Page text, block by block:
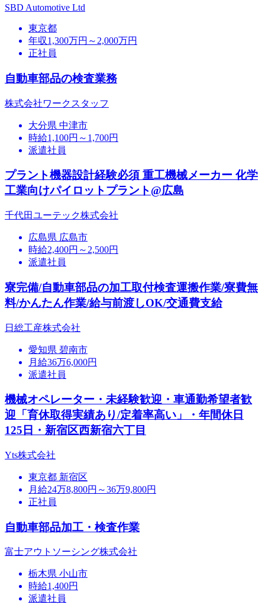
SBD Automotive Ltd
東京都
年収1,300万円～2,000万円
正社員
自動車部品の検査業務
株式会社ワークスタッフ
大分県 中津市
時給1,100円～1,700円
派遣社員
プラント機器設計経験必須 重工機械メーカー 化学
工業向けパイロットプラント@広島
千代田ユーテック株式会社
広島県 広島市
時給2,400円～2,500円
派遣社員
寮完備/自動車部品の加工取付検査運搬作業/寮費無
料/かんたん作業/給与前渡しOK/交通費支給
日総工産株式会社
愛知県 碧南市
月給36万6,000円
派遣社員
機械オペレーター・未経験歓迎・車通勤希望者歓
迎「育休取得実績あり/定着率高い」・年間休日
125日・新宿区西新宿六丁目
Yts株式会社
東京都 新宿区
月給24万8,800円～36万9,800円
正社員
自動車部品加工・検査作業
富士アウトソーシング株式会社
栃木県 小山市
時給1,400円
派遣社員